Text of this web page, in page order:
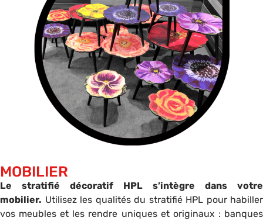
MOBILIER
Le stratifié décoratif HPL s’intègre dans votre
mobilier. Utilisez les qualités du stratifié HPL pour habiller
vos meubles et les rendre uniques et originaux : banques